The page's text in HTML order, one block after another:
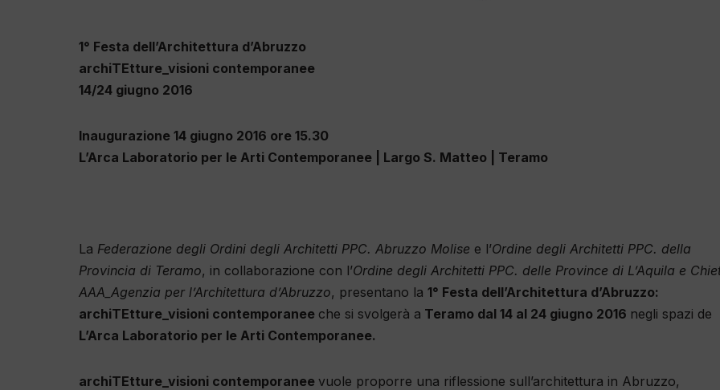
1° Festa dell’Architettura d’Abruzzo
archiTEtture_visioni contemporanee
14/24 giugno 2016
Inaugurazione 14 giugno 2016 ore 15.30
L’Arca Laboratorio per le Arti Contemporanee | Largo S. Matteo | Teramo
La Federazione degli Ordini degli Architetti PPC. Abruzzo Molise e l’Ordine degli Architetti PPC. della
Provincia di Teramo, in collaborazione con l’Ordine degli Architetti PPC. delle Province di L’Aquila e
AAA_Agenzia per l’Architettura d’Abruzzo, presentano la 1° Festa dell’Architettura d’Abruzzo:
archiTEtture_visioni contemporanee che si svolgerà a Teramo dal 14 al 24 giugno 2016 negli spazi de
L’Arca Laboratorio per le Arti Contemporanee.
archiTEtture_visioni contemporanee vuole proporre una riflessione sull’architettura in Abruzzo,